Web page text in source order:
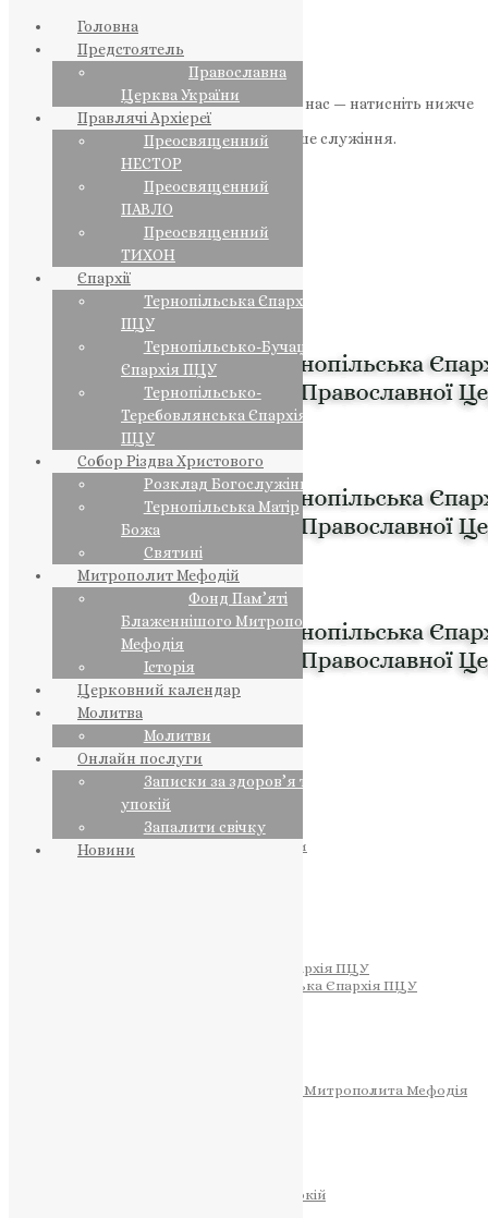
Якщо маєте можливість, підтримайте нас — натисніть нижче
«Пожертва».
Ваша допомога зміцнює наше служіння.
НАШ ТЕЛЕГРАМ
ПРЕДСТОЯТЕЛЬ
Православна Церква України
Тернопільсько-Бучацька Єпархія ПЦУ
Тернопільсько-Теребовлянська Єпархія ПЦУ
Фонд Пам’яті Блаженнішого Митрополита Мефодія
Записки за здоров’я та за упокій
Головна
Предстоятель
Православна
Церква України
Правлячі Архієреї
Преосвященний
НЕСТОР
Преосвященний
ПАВЛО
Преосвященний
ТИХОН
Єпархії
Тернопільська Єпархія
ПЦУ
Тернопільсько-Бучацька
Єпархія ПЦУ
Тернопільсько-
Теребовлянська Єпархія
ПЦУ
Собор Різдва Христового
Розклад Богослужінь
Тернопільська Матір
Божа
Святині
Митрополит Мефодій
Фонд Пам’яті
Блаженнішого Митрополита
Мефодія
Історія
Церковний календар
Молитва
Молитви
Онлайн послуги
Записки за здоров’я та за
упокій
Запалити свічку
Новини